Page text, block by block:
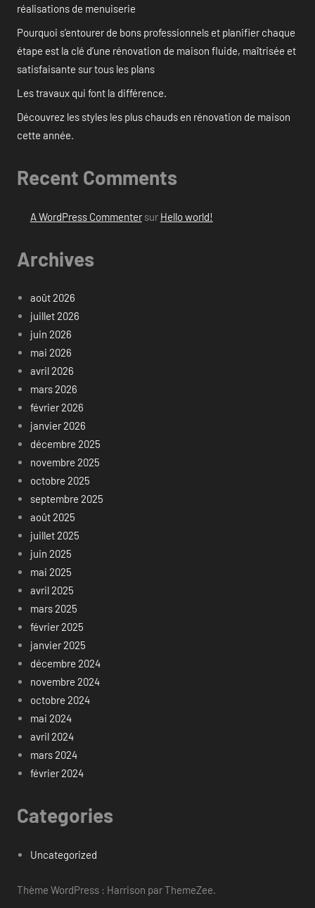
réalisations de menuiserie
Pourquoi s’entourer de bons professionnels et planifier chaque
étape est la clé d’une rénovation de maison fluide, maîtrisée et
satisfaisante sur tous les plans
Les travaux qui font la différence.
Découvrez les styles les plus chauds en rénovation de maison
cette année.
Recent Comments
A WordPress Commentersur Hello world!
Archives
août 2026
juillet 2026
juin 2026
mai 2026
avril 2026
mars 2026
février 2026
janvier 2026
décembre 2025
novembre 2025
octobre 2025
septembre 2025
août 2025
juillet 2025
juin 2025
mai 2025
avril 2025
mars 2025
février 2025
janvier 2025
décembre 2024
novembre 2024
octobre 2024
mai 2024
avril 2024
mars 2024
février 2024
Categories
Uncategorized
Thème WordPress : Harrison par ThemeZee.